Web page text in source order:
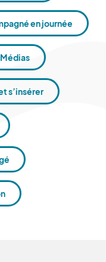
en journée
s’insérer